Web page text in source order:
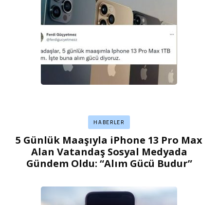
HABERLER
5 Günlük Maaşıyla iPhone 13 Pro Max
Alan Vatandaş Sosyal Medyada
Gündem Oldu: “Alım Gücü Budur”